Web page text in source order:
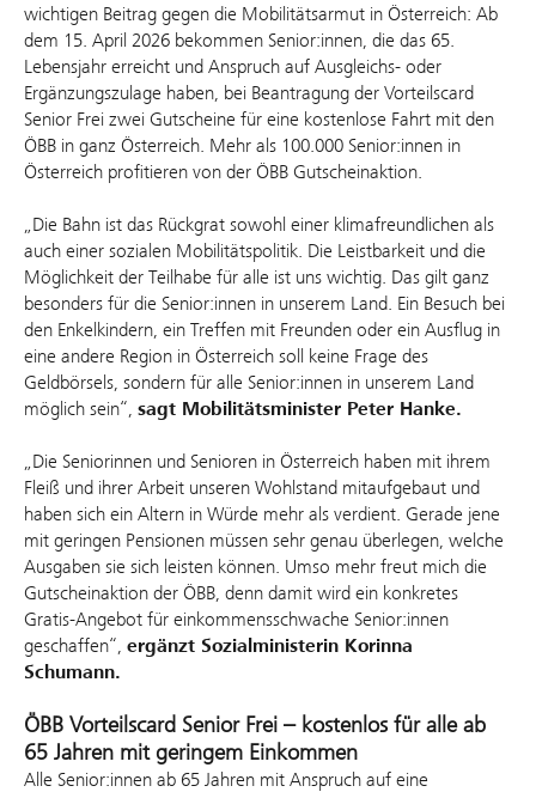
wichtigen Beitrag gegen die Mobilitätsarmut in Österreich: Ab
dem 15. April 2026 bekommen Senior:innen, die das 65.
Lebensjahr erreicht und Anspruch auf Ausgleichs- oder
Ergänzungszulage haben, bei Beantragung der Vorteilscard
Senior Frei zwei Gutscheine für eine kostenlose Fahrt mit den
ÖBB in ganz Österreich. Mehr als 100.000 Senior:innen in
Österreich profitieren von der ÖBB Gutscheinaktion.
„Die Bahn ist das Rückgrat sowohl einer klimafreundlichen als
auch einer sozialen Mobilitätspolitik. Die Leistbarkeit und die
Möglichkeit der Teilhabe für alle ist uns wichtig. Das gilt ganz
besonders für die Senior:innen in unserem Land. Ein Besuch bei
den Enkelkindern, ein Treffen mit Freunden oder ein Ausflug in
eine andere Region in Österreich soll keine Frage des
Geldbörsels, sondern für alle Senior:innen in unserem Land
möglich sein“, sagt Mobilitätsminister Peter Hanke.
„Die Seniorinnen und Senioren in Österreich haben mit ihrem
Fleiß und ihrer Arbeit unseren Wohlstand mitaufgebaut und
haben sich ein Altern in Würde mehr als verdient. Gerade jene
mit geringen Pensionen müssen sehr genau überlegen, welche
Ausgaben sie sich leisten können. Umso mehr freut mich die
Gutscheinaktion der ÖBB, denn damit wird ein konkretes
Gratis-Angebot für einkommensschwache Senior:innen
geschaffen“, ergänzt Sozialministerin Korinna
Schumann.
ÖBB Vorteilscard Senior Frei – kostenlos für alle ab
65 Jahren mit geringem Einkommen
Alle Senior:innen ab 65 Jahren mit Anspruch auf eine